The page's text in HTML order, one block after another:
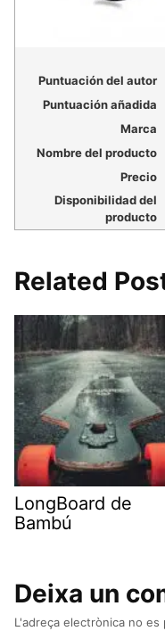
Puntuación del autor
Puntuación añadida
Marca
Nombre del producto
Precio
Disponibilidad del
producto
Related
LongBoard de
Bambú
Deixa un
L'adreça electrònica no es